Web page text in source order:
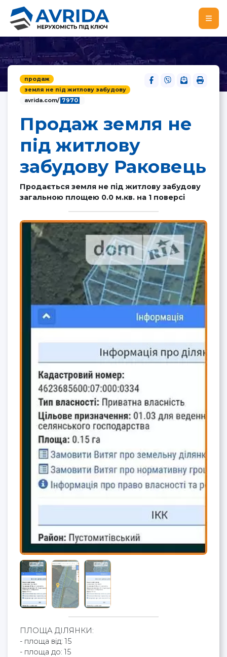
продаж
земля не під житлову забудову
avrida.com/ 7970
Продаж земля не
під житлову
забудову Раковець
Продається земля не під житлову забудову
загальною площею 0.0 м.кв. на 1 поверсі
ПЛОЩА ДІЛЯНКИ:
- площа від: 15
- площа до: 15